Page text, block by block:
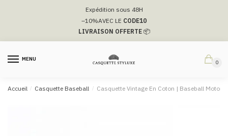
navigation
Expédition sous 48H
–10%AVEC LE CODE10
LIVRAISON OFFERTE📦
MENU
0
Accueil / Casquette Baseball / Casquette Vintage En Coton | Baseball Motors